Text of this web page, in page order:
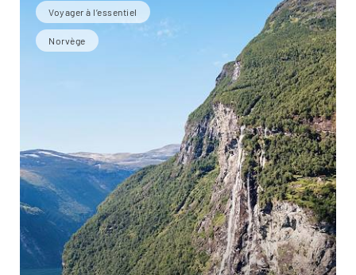
Voyager à l’essentiel
Norvège